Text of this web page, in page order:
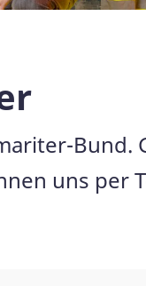
Bund.
uns per